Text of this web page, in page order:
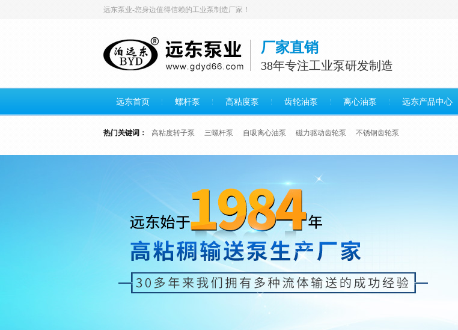
远东泵业-您身边值得信赖的工业泵制造厂家！
厂家直销
38年专注工业泵研发制造
远东首页 螺杆泵 高粘度泵 齿轮油泵 离心油泵 远东产品中心
热门关键词： 高粘度转子泵 三螺杆泵 自吸离心油泵 磁力驱动齿轮泵 不锈钢齿轮泵